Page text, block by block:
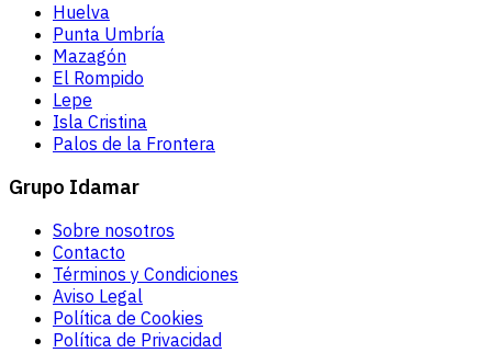
Huelva
Punta Umbría
Mazagón
El Rompido
Lepe
Isla Cristina
Palos de la Frontera
Grupo Idamar
Sobre nosotros
Contacto
Términos y Condiciones
Aviso Legal
Política de Cookies
Política de Privacidad